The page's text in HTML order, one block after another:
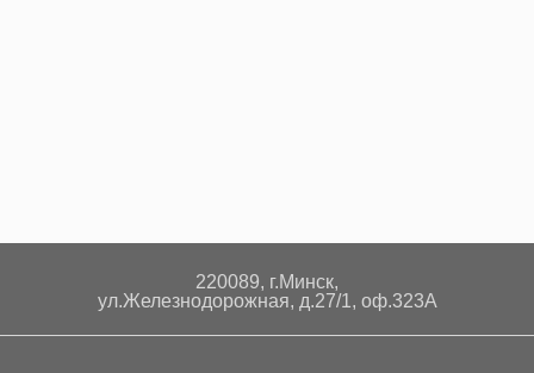
220089, г.Минск,
ул.Железнодорожная, д.27/1, оф.323А